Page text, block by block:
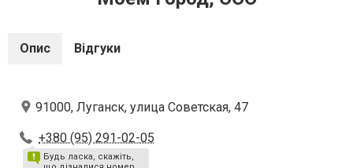
Опис Відгуки
91000, Луганск, улица Советская, 47
+380 (95) 291-02-05
Будь ласка, скажіть,